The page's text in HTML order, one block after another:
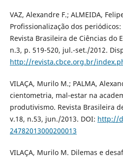
VAZ, Alexandre F.; ALMEIDA,
Profissionalização dos
Revista Brasileira de Ciências do
n.3, p. 519-520, jul.-set./2012.
http://revista.cbce.org.br/
VILAÇA, Murilo M.; PALMA,
cientometria, mal-estar na
produtivismo. Revista Brasileira
v.18, n.53, jun./2013. DOI: http://
24782013000200013
VILAÇA, Murilo M. Dilemas e